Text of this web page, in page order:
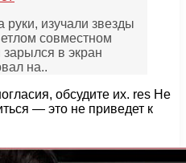
изучали звезды
совместном
в экран
на..
обсудите их. res Не
— это не приведет к